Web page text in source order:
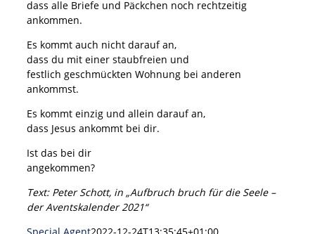
dass alle Briefe und Päckchen noch rechtzeitig
ankommen.
Es kommt auch nicht darauf an,
dass du mit einer staubfreien und
festlich geschmückten Wohnung bei anderen
ankommst.
Es kommt einzig und allein darauf an,
dass Jesus ankommt bei dir.
Ist das bei dir
angekommen?
Text: Peter Schott, in „Aufbruch bruch für die Seele –
der Aventskalender 2021“